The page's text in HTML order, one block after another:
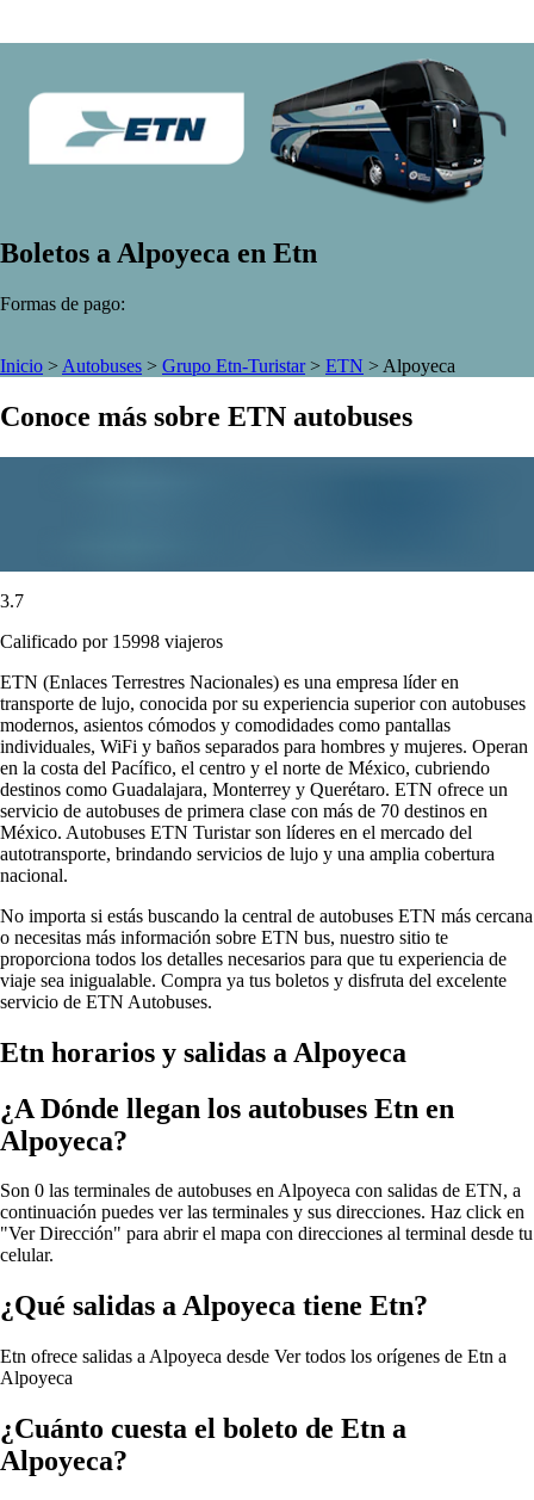
Boletos a Alpoyeca en Etn
Formas de pago:
Inicio > Autobuses > Grupo Etn-Turistar> ETN > Alpoyeca
Conoce más sobre ETN autobuses
3.7
Calificado por 15998 viajeros
ETN (Enlaces Terrestres Nacionales) es una empresa líder en
transporte de lujo, conocida por su experiencia superior con autobuses
modernos, asientos cómodos y comodidades como pantallas
individuales, WiFi y baños separados para hombres y mujeres. Operan
en la costa del Pacífico, el centro y el norte de México, cubriendo
destinos como Guadalajara, Monterrey y Querétaro. ETN ofrece un
servicio de autobuses de primera clase con más de 70 destinos en
México. Autobuses ETN Turistar son líderes en el mercado del
autotransporte, brindando servicios de lujo y una amplia cobertura
nacional.
No importa si estás buscando la central de autobuses ETN más cercana
o necesitas más información sobre ETN bus, nuestro sitio te
proporciona todos los detalles necesarios para que tu experiencia de
viaje sea inigualable. Compra ya tus boletos y disfruta del excelente
servicio de ETN Autobuses.
Etn horarios y salidas a Alpoyeca
¿A Dónde llegan los autobuses Etn en
Alpoyeca?
Son 0 las terminales de autobuses en Alpoyeca con salidas de ETN, a
continuación puedes ver las terminales y sus direcciones. Haz click en
"Ver Dirección" para abrir el mapa con direcciones al terminal desde tu
celular.
¿Qué salidas a Alpoyeca tiene Etn?
Etn ofrece salidas a Alpoyeca desde Ver todos los orígenes de Etn a
Alpoyeca
¿Cuánto cuesta el boleto de Etn a
Alpoyeca?